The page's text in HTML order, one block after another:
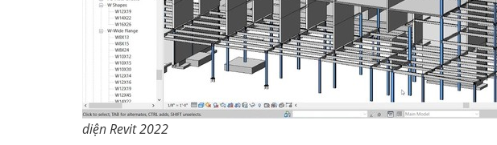
diện Revit 2022